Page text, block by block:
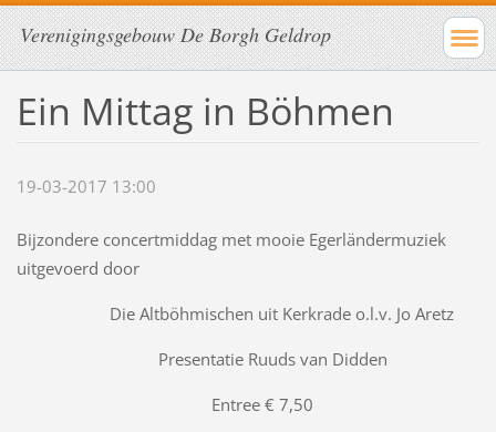
Verenigingsgebouw De Borgh Geldrop
Ein Mittag in Böhmen
19-03-2017 13:00
Bijzondere concertmiddag met mooie Egerländermuziek
uitgevoerd door
Die Altböhmischen uit Kerkrade o.l.v. Jo Aretz
Presentatie Ruuds van Didden
Entree € 7,50